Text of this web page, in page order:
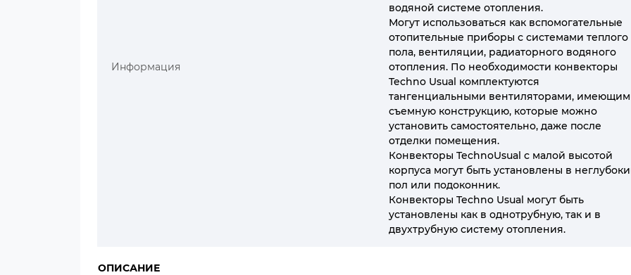
Информация
водяной системе отопления.
Могут использоваться как вспомогательные
отопительные приборы с системами теплого
пола, вентиляции, радиаторного водяного
отопления. По необходимости конвекторы
Techno Usual комплектуются
тангенциальными вентиляторами,
съемную конструкцию, которые можно
установить самостоятельно, даже после
отделки помещения.
Конвекторы TechnoUsual с малой высотой
корпуса могут быть установлены в
пол или подоконник.
Конвекторы Techno Usual могут быть
установлены как в однотрубную, так и в
двухтрубную систему отопления.
ОПИСАНИЕ